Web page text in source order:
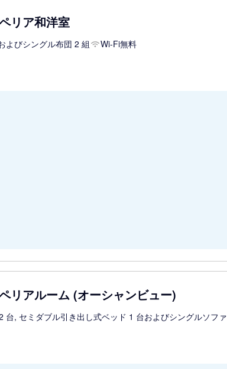
リア和洋室
よびシングル布団 2 組 Wi-Fi無料
リアルーム (オーシャンビュー)
台, セミダブル引き出し式ベッド 1 台およびシングルソフ